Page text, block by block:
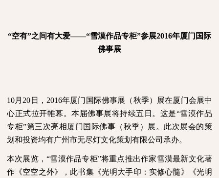
“空有”之间有大爱——“雪漠作品专柜”参展2016年厦门国际
佛事展
10月 20 日， 2016年厦门国际佛事展（秋季）展在厦门会展中
心正式拉开帷幕。本届佛事展将持续五日。这是“雪漠作品
专柜”第三次亮相厦门国际佛事（秋季）展。此次展会的策
划和投资均有广州市无尽灯文化策划有限公司承办。
本次展览，“雪漠作品专柜”将重点推出作家雪漠最新文化著
作《空空之外》，此书集《光明大手印：实修心髓》《光明